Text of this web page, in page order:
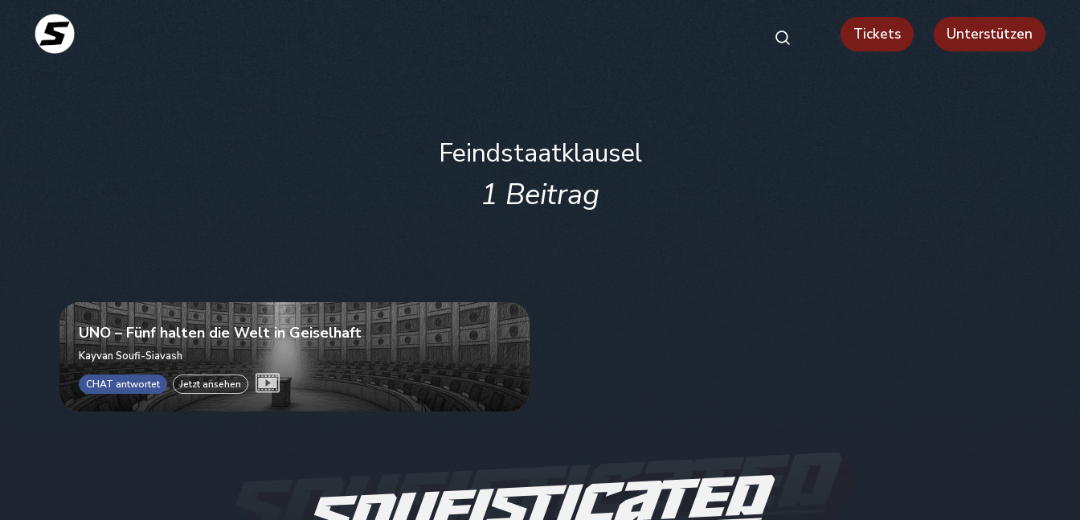
Tickets Unterstützen
Feindstaatklausel
1 Beitrag
UNO – Fünf halten die Welt in Geiselhaft
Kayvan Soufi-Siavash
CHAT antwortet Jetzt ansehen